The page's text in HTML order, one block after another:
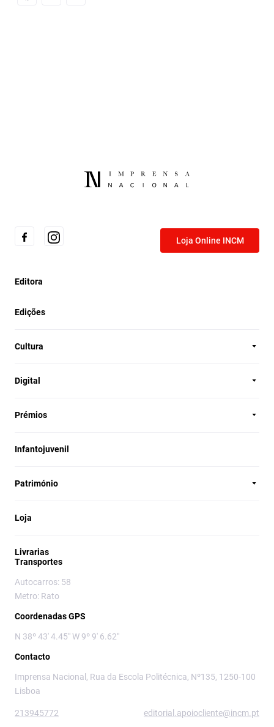
Loja Online INCM
Editora
Edições
Cultura
Digital
Prémios
Infantojuvenil
Património
Loja
Livrarias
Transportes
Autocarros: 58
Metro: Rato
Coordenadas GPS
N 38º 43' 4.45" W 9º 9' 6.62"
Contacto
Imprensa Nacional, Rua da Escola Politécnica, Nº135, 1250-100
Lisboa
213945772 editorial.apoiocliente@incm.pt